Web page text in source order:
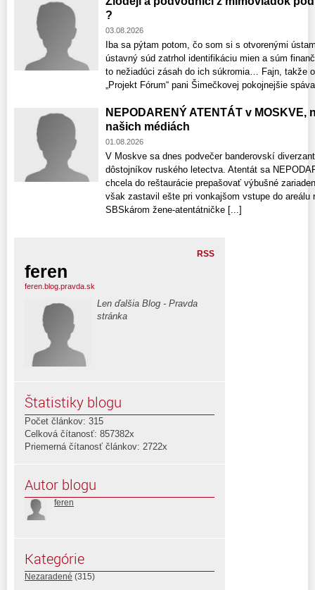
?
03.08.2026
Iba sa pýtam potom, čo som si s otvorenými
ústavný súd zatrhol identifikáciu mien a súm
to nežiadúci zásah do ich súkromia… Fajn, takže
„Projekt Fórum“ pani Šimečkovej pokojnejšie
NEPODARENÝ ATENTÁT v MOSKVE,
našich médiách
01.08.2026
V Moskve sa dnes podvečer banderovskí
dôstojníkov ruského letectva. Atentát sa
chcela do reštaurácie prepašovať výbušné
však zastavil ešte pri vonkajšom vstupe do
SBSkárom žene-atentátničke [...]
RSS
feren
feren.blog.pravda.sk
Len ďalšia Blog - Pravda
stránka
Štatistiky blogu
Počet článkov: 315
Celková čítanosť: 857382x
Priemerná čítanosť článkov: 2722x
Autor blogu
feren
Kategórie
Nezaradené (315)